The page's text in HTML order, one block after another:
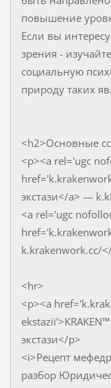
повышение
Если вы
зрения -
социальную
природу таких
<h2>Основные
<p><a rel='ugc
экстази</a> —
<a rel='ugc
k.krakenwork.cc/
<hr>
<p><a
экстази</p>
<i>Рецепт
разбор